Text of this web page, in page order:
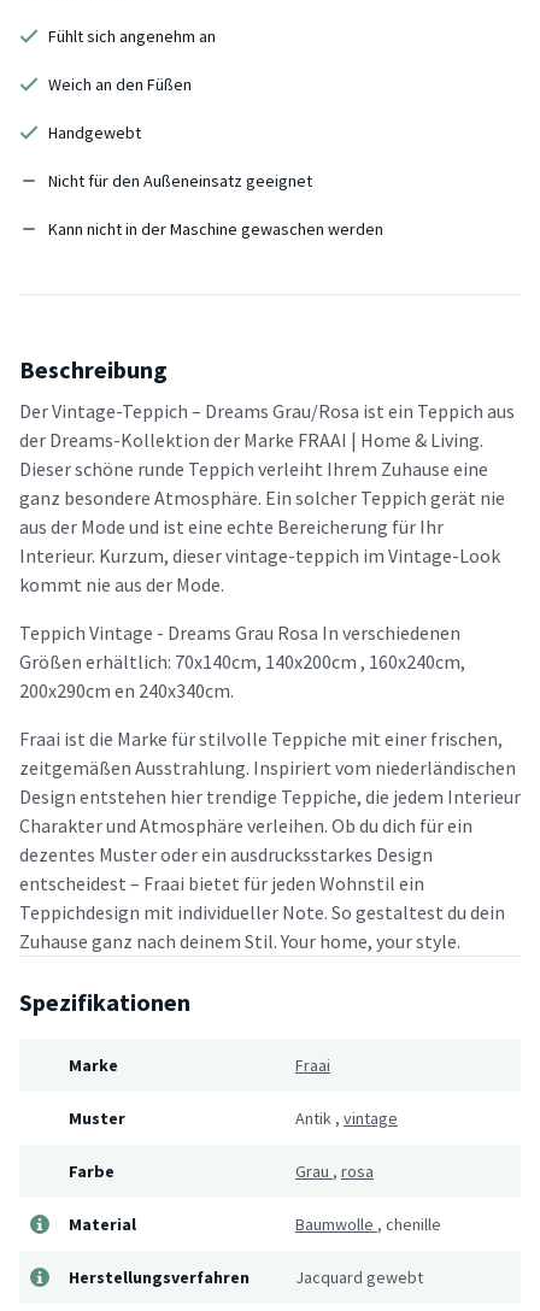
Fühlt sich angenehm an
Weich an den Füßen
Handgewebt
Nicht für den Außeneinsatz geeignet
Kann nicht in der Maschine gewaschen werden
Beschreibung
Der Vintage-Teppich – Dreams Grau/Rosa ist ein Teppich aus
der Dreams-Kollektion der Marke FRAAI | Home & Living.
Dieser schöne runde Teppich verleiht Ihrem Zuhause eine
ganz besondere Atmosphäre. Ein solcher Teppich gerät nie
aus der Mode und ist eine echte Bereicherung für Ihr
Interieur. Kurzum, dieser vintage-teppich im Vintage-Look
kommt nie aus der Mode.
Teppich Vintage - Dreams Grau Rosa In verschiedenen
Größen erhältlich: 70x140cm, 140x200cm , 160x240cm,
200x290cm en 240x340cm.
Fraai ist die Marke für stilvolle Teppiche mit einer frischen,
zeitgemäßen Ausstrahlung. Inspiriert vom niederländischen
Design entstehen hier trendige Teppiche, die jedem Interieur
Charakter und Atmosphäre verleihen. Ob du dich für ein
dezentes Muster oder ein ausdrucksstarkes Design
entscheidest – Fraai bietet für jeden Wohnstil ein
Teppichdesign mit individueller Note. So gestaltest du dein
Zuhause ganz nach deinem Stil. Your home, your style.
Spezifikationen
Marke Fraai
Muster Antik , vintage
Farbe Grau , rosa
Material Baumwolle , chenille
Herstellungsverfahren Jacquard gewebt